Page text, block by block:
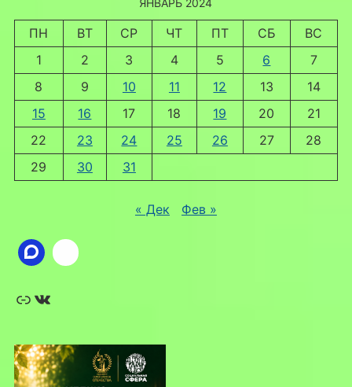
ЯНВАРЬ 2024
ПН ВТ СР ЧТ ПТ СБ
ВС
1
2 3 4 5 6
7
8
9 10 11 12 13
14
15
16 17 18 19 20
21
22
23 24 25 26 27
28
29
30 31
« Дек Фев »
Ссылка